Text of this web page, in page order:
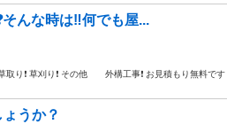
んな時は‼️何でも屋...
取り❗️ 草刈り❗️ その他 外構工事❗️ お見積もり無料です
うか？